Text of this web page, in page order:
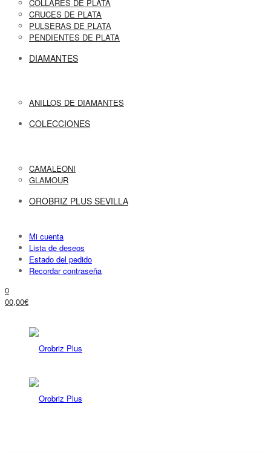
COLLARES DE PLATA
CRUCES DE PLATA
PULSERAS DE PLATA
PENDIENTES DE PLATA
DIAMANTES
ANILLOS DE DIAMANTES
COLECCIONES
CAMALEONI
GLAMOUR
OROBRIZ PLUS SEVILLA
Mi cuenta
Lista de deseos
Estado del pedido
Recordar contraseña
0
00,00€